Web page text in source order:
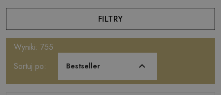
FILTRY
Wyniki: 755
Sortuj po:
Bestseller